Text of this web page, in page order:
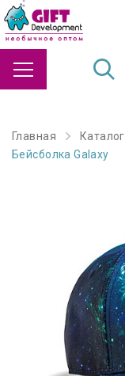
Главная Каталог
Бейсболка Galaxy